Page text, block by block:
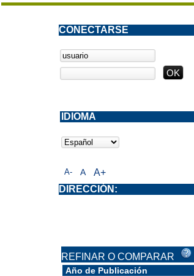
A- A A+
CONECTARSE
DIRECCIÓN:
IDIOMA
REFINAR O COMPARAR
Año de Publicación